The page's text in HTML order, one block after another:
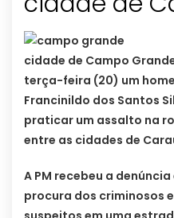
cidade de Campo
terça-feira (20) um
Francinildo dos Santos
praticar um assalto na
entre as cidades de
A PM recebeu a
procura dos criminosos